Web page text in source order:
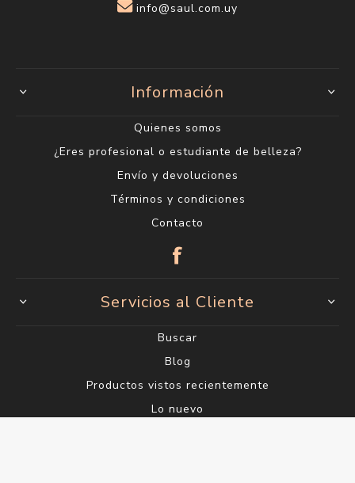
info@saul.com.uy
Información
Quienes somos
¿Eres profesional o estudiante de belleza?
Envío y devoluciones
Términos y condiciones
Contacto
Servicios al Cliente
Buscar
Blog
Productos vistos recientemente
Lo nuevo